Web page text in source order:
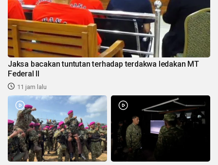
Jaksa bacakan tuntutan terhadap terdakwa ledakan MT
Federal II
11 jam lalu